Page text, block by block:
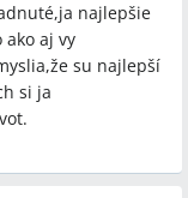
najlepšie
ako aj vy
su najlepší
si ja